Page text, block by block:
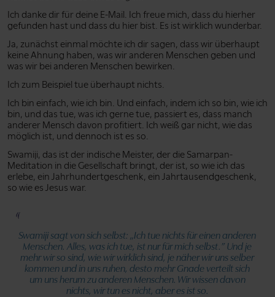
Ich danke dir für deine E-Mail. Ich freue mich, dass du hierher
gefunden hast und dass du hier bist. Es ist wirklich wunderbar.
Ja, zunächst einmal möchte ich dir sagen, dass wir überhaupt
keine Ahnung haben, was wir anderen Menschen geben und
was wir bei anderen Menschen bewirken.
Ich zum Beispiel tue überhaupt nichts.
Ich bin einfach, wie ich bin. Und einfach, indem ich so bin, wie ich
bin, und das tue, was ich gerne tue, passiert es, dass manch
anderer Mensch davon profitiert. Ich weiß gar nicht, wie das
möglich ist, und dennoch ist es so.
Swamiji, das ist der indische Meister, der die Samarpan-
Meditation in die Gesellschaft bringt, der ist, so wie ich das
erlebe, ein Jahrhundertgeschenk, ein Jahrtausendgeschenk,
so wie es Jesus war.
Swamiji sagt von sich selbst: „Ich tue nichts für einen anderen
Menschen. Alles, was ich tue, ist nur für mich selbst.” Und je
mehr wir so sind, wie wir wirklich sind, je näher wir uns selber
kommen und in uns ruhen, desto mehr Gnade verteilt sich
um uns herum zu anderen Menschen. Wir wissen davon
nichts, wir tun es nicht, aber es ist so.